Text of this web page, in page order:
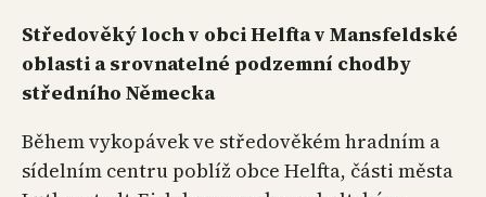
Středověký loch v obci Helfta v Mansfeldské
oblasti a srovnatelné podzemní chodby
středního Německa
Během vykopávek ve středověkém hradním a
sídelním centru poblíž obce Helfta, části města